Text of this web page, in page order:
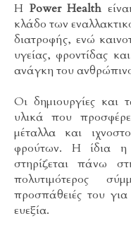
Η Power Health
κλάδο των
διατροφής, ενώ
υγείας, φροντίδας
ανάγκη του
Οι δημιουργίες και
υλικά που
μέταλλα και
φρούτων. Η ίδια η
στηρίζεται πάνω
πολυτιμότερος
προσπάθειές του
ευεξία.